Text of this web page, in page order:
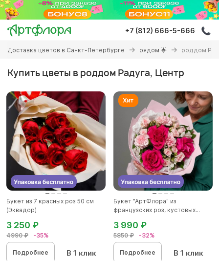
Перейти
основному
содержанию
+7 (812) 666-5-666
Вы
здесь
Доставка цветов в Санкт-Петербурге рядом 🌟 роддом
Купить цветы в роддом Радуга, Центр
Букет из 7 красных роз 50 см
(Эквадор)
4990 ₽ -35%
3 250 ₽
Подробнее В 1 клик
Букет "АртФлора" из
французских роз, кустовых...
5850 ₽ -32%
3 990 ₽
Подробнее В 1 клик